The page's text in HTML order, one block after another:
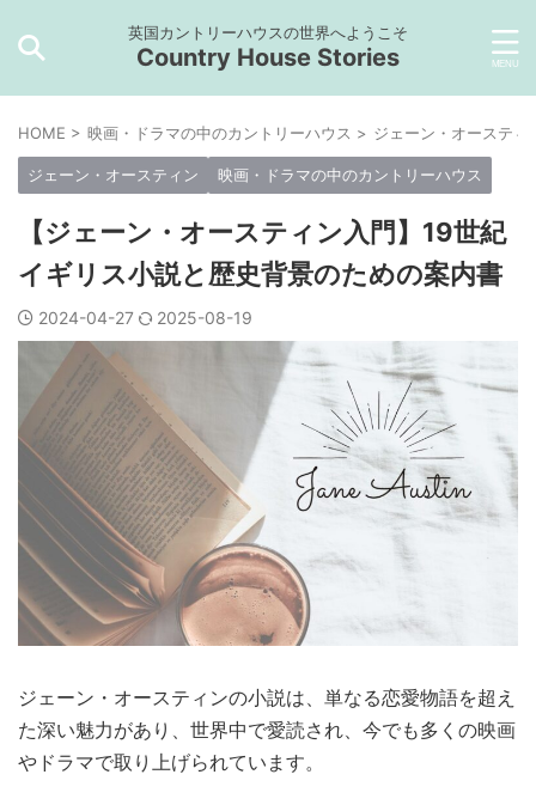
英国カントリーハウスの世界へようこそ
Country House Stories
HOME > 映画・ドラマの中のカントリーハウス > ジェーン・オースティ
ジェーン・オースティン 映画・ドラマの中のカントリーハウス
【ジェーン・オースティン入門】19世紀
イギリス小説と歴史背景のための案内書
2024-04-27 2025-08-19
ジェーン・オースティンの小説は、単なる恋愛物語を超え
た深い魅力があり、世界中で愛読され、今でも多くの映画
やドラマで取り上げられています。